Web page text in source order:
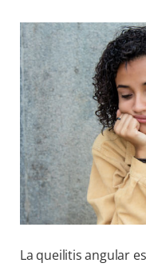
La queilitis angular